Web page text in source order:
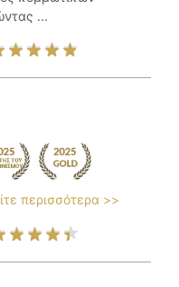
...
περισσότερα >>